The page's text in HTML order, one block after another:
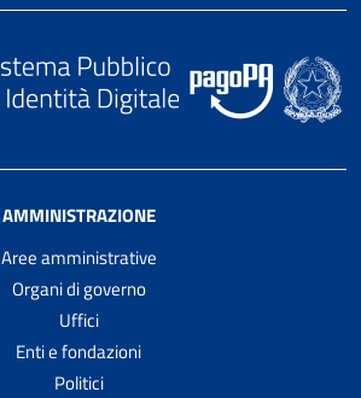
AMMINISTRAZIONE
Aree amministrative
Organi di governo
Uffici
Enti e fondazioni
Politici